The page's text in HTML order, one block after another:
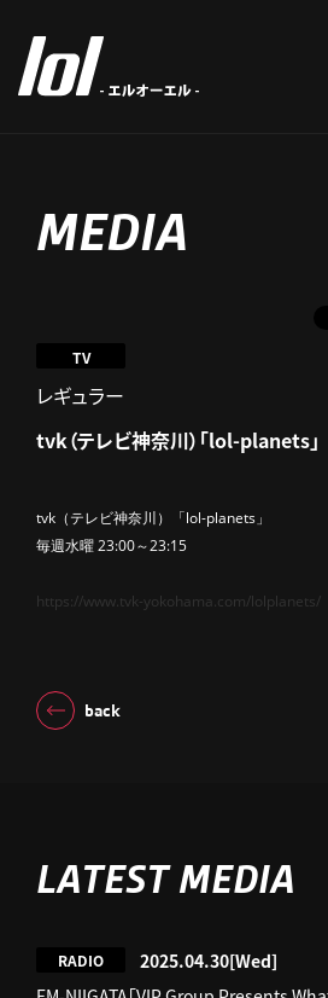
MEDIA
レギュラー
TV
tvk（テレビ神奈川）「lol-planets」
tvk（テレビ神奈川）「lol-planets 」
毎週水曜 23:00～23:15
https://www.tvk-yokohama.com/lolplanets/
back
LATEST MEDIA
RADIO 2025.04.30[Wed]